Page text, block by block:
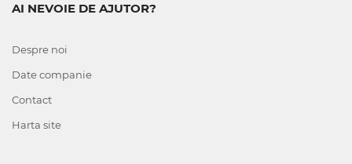
AI NEVOIE DE AJUTOR?
Despre noi
Date companie
Contact
Harta site